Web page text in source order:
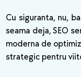
Cu siguranta, nu,
seama deja, SEO
moderna de
strategic pentru